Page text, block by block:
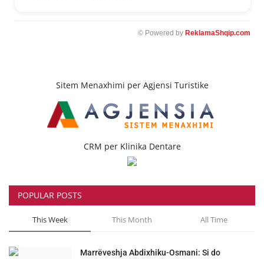
© Powered by ReklamaShqip.com
Sitem Menaxhimi per Agjensi Turistike
CRM per Klinika Dentare
POPULAR POSTS
This Week This Month All Time
Marrëveshja Abdixhiku-Osmani: Si do